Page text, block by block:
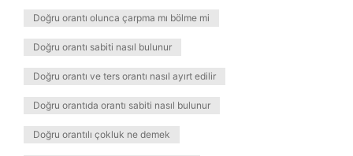
Doğru orantı olunca çarpma mı bölme mi
Doğru orantı sabiti nasıl bulunur
Doğru orantı ve ters orantı nasıl ayırt edilir
Doğru orantıda orantı sabiti nasıl bulunur
Doğru orantılı çokluk ne demek